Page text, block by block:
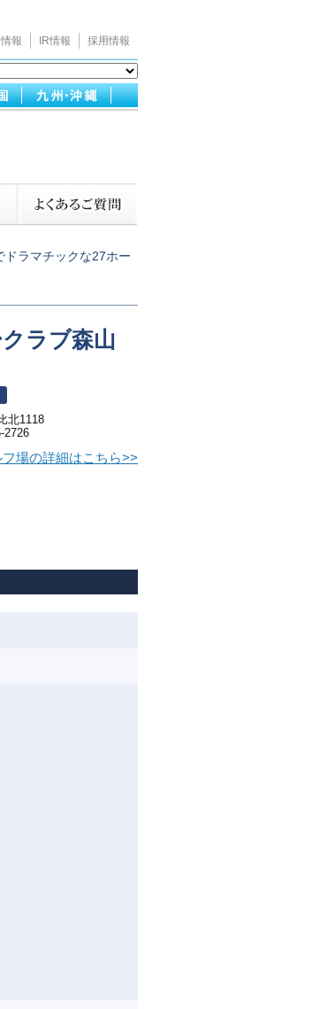
報 IR情報 採用情報
ドラマチックな27ホー
ラブ森山
北1118
2726
フ場の詳細はこちら>>